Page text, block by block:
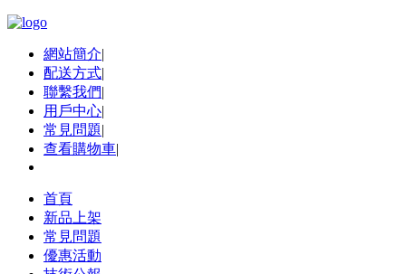
網站簡介|
配送方式|
聯繫我們|
用戶中心|
常見問題|
查看購物車|
首頁
新品上架
常見問題
優惠活動